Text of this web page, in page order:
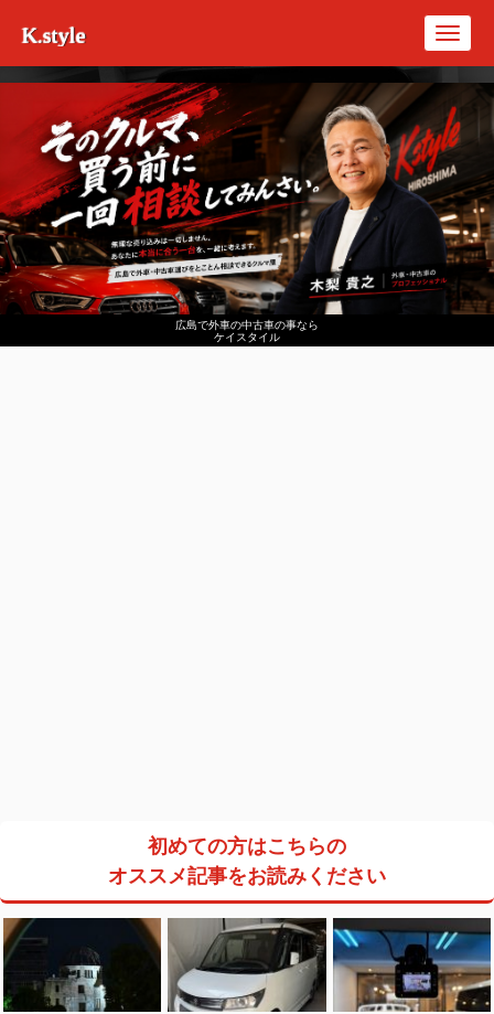
広島で外車の中古車の事なら
ケイスタイル
K.style
初めての方はこちらの
オススメ記事をお読みください